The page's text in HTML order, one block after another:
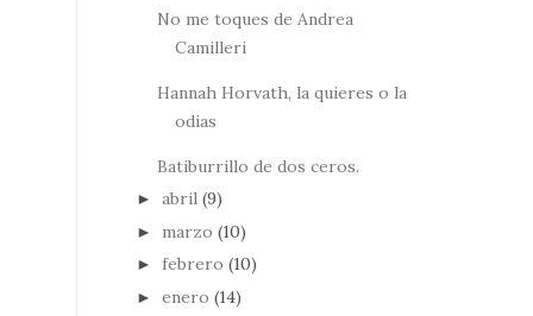
No me toques de Andrea
Camilleri
Hannah Horvath, la quieres o la
odias
Batiburrillo de dos ceros.
► abril (9)
► marzo (10)
► febrero (10)
► enero (14)